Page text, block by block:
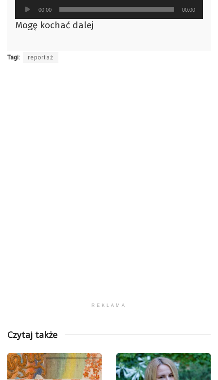
Odtwarzacz
plików
dźwiękowych
00:00 00:00
Mogę kochać dalej
Tagi: reportaż
REKLAMA
Czytaj także